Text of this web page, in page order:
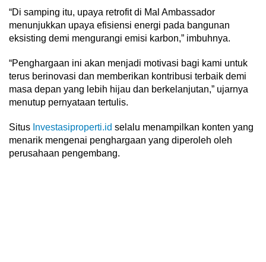
“Di samping itu, upaya retrofit di Mal Ambassador
menunjukkan upaya efisiensi energi pada bangunan
eksisting demi mengurangi emisi karbon,” imbuhnya.
“Penghargaan ini akan menjadi motivasi bagi kami untuk
terus berinovasi dan memberikan kontribusi terbaik demi
masa depan yang lebih hijau dan berkelanjutan,” ujarnya
menutup pernyataan tertulis.
Situs Investasiproperti.id selalu menampilkan konten yang
menarik mengenai penghargaan yang diperoleh oleh
perusahaan pengembang.